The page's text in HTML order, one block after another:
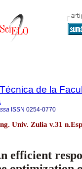
de la
ISSN 0254-0770
Univ. Zulia v.31
efficient